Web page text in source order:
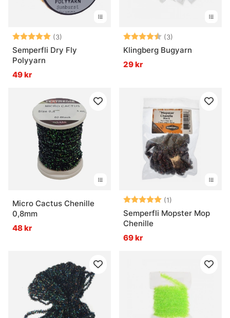
Betyg: (3)
5.0 utav 5 stjärnor
Semperfli Dry Fly
Polyyarn
49 kr
Betyg: (3)
Klingberg Bugyarn
29 kr
Micro Cactus Chenille
0,8mm
48 kr
Betyg: (1)
Semperfli Mopster Mop
Chenille
69 kr